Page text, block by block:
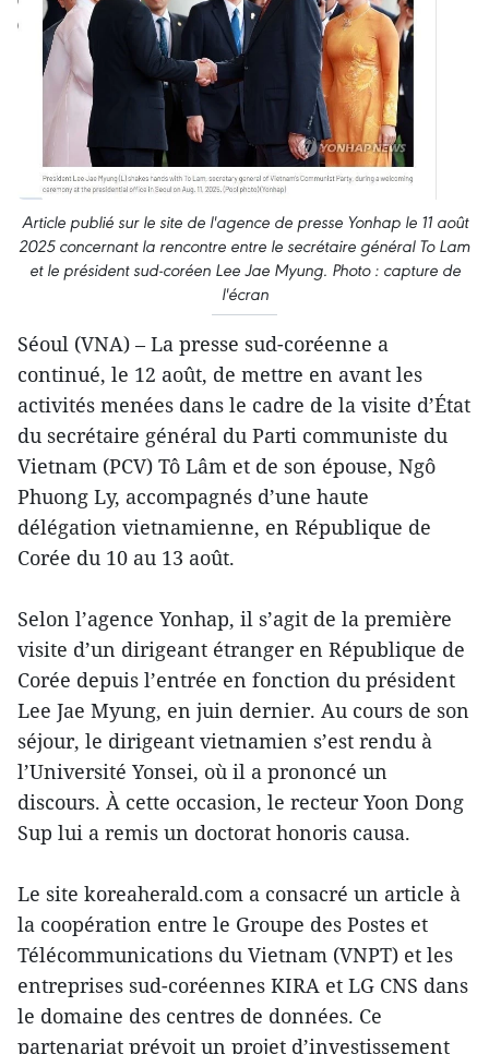
Article publié sur le site de l'agence de presse Yonhap le 11 août
2025 concernant la rencontre entre le secrétaire général To Lam
et le président sud-coréen Lee Jae Myung. Photo : capture de
l'écran
Séoul (VNA) – La presse sud-coréenne a
continué, le 12 août, de mettre en avant les
activités menées dans le cadre de la visite d’État
du secrétaire général du Parti communiste du
Vietnam (PCV) Tô Lâm et de son épouse, Ngô
Phuong Ly, accompagnés d’une haute
délégation vietnamienne, en République de
Corée du 10 au 13 août.
Selon l’agence Yonhap, il s’agit de la première
visite d’un dirigeant étranger en République de
Corée depuis l’entrée en fonction du président
Lee Jae Myung, en juin dernier. Au cours de son
séjour, le dirigeant vietnamien s’est rendu à
l’Université Yonsei, où il a prononcé un
discours. À cette occasion, le recteur Yoon Dong
Sup lui a remis un doctorat honoris causa.
Le site koreaherald.com a consacré un article à
la coopération entre le Groupe des Postes et
Télécommunications du Vietnam (VNPT) et les
entreprises sud-coréennes KIRA et LG CNS dans
le domaine des centres de données. Ce
partenariat prévoit un projet d’investissement